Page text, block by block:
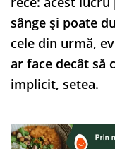
sânge și poate
cele din urmă,
ar face decât să
implicit, setea.